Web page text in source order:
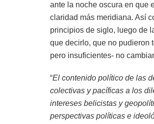
ante la noche oscura en que
claridad más meridiana. Así
principios de siglo, luego de
que decirlo, que no pudieron
pero insuficientes- no
“El contenido político de las
colectivas y pacíficas a los
intereses belicistas y
perspectivas políticas e